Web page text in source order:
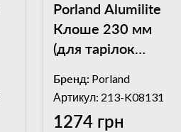
Porland Alumilite
Клоше 230 мм
(для тарілок
(04ALM000435)
Бренд: Porland
Артикул: 213-K08131
1274 грн